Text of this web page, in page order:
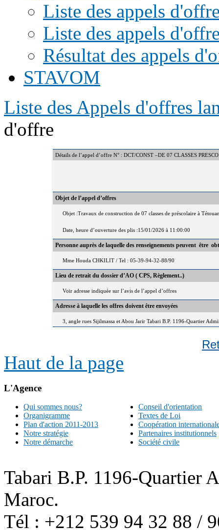
Liste des appels
Liste des appels
Résultat des appels
STAVOM
Liste des Appels d'offres
d'offre
Détails de l’appel d’offre N° : DCT/CONST –DE 07 CLASSES
Objet de l’appel d’offres
Objet :Travaux de construction de 07 classes de préscolaire à
Date, heure d’ouverture des plis :15/01/2026 à 11:00:00
Personne auprès de laquelle des renseignements peuvent être
Mme Houda CHKILIT / Tel : 05-39-94-32-88/90
Lieu de retrait du dossier d’AO ( CPS, Règlement..)
Voir adresse indiquée sur l’avis de l’appel d’offres
Adresse à laquelle les offres doivent être envoyées
3, angle rues Sijilmassa et Abou Jarir Tabari B.P. 1196-Quartier
Haut de la page
L'Agence
Qui sommes nous?
Organigramme
Plan d'action 2011-2013
Notre stratégie
Notre démarche
Conseil d'orientation
Textes de Loi
Coopération
Partenaires institutionnels
Société civile
Tabari B.P. 1196-Quartier
Maroc.
Tél : +212 539 94 32 88 /